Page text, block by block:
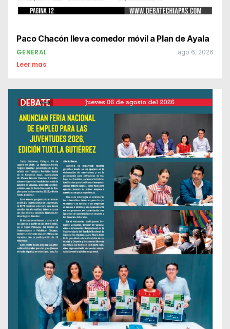
Paco Chacón lleva comedor móvil a Plan de Ayala
GENERAL ago 6, 2026
Leer mas